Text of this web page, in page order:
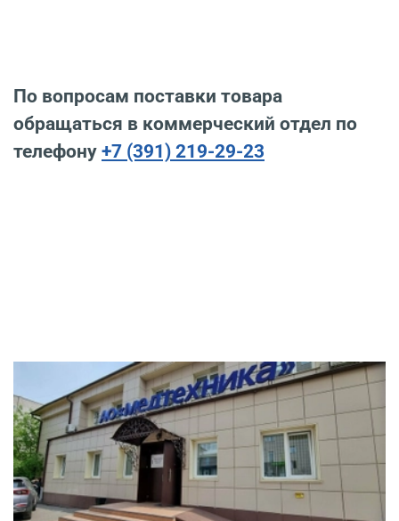
По вопросам поставки товара
обращаться в коммерческий отдел по
телефону +7 (391) 219-29-23